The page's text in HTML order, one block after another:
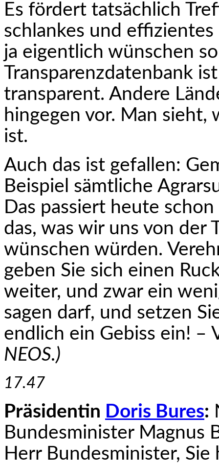
Es fördert tatsächlich
schlankes und
ja eigentlich wünschen
Transparenzdatenbank
transparent. Andere
hingegen vor. Man
ist.
Auch das ist gefallen:
Beispiel sämtliche
Das passiert heute
das, was wir uns von der
wünschen würden.
geben Sie sich einen
weiter, und zwar ein
sagen darf, und setzen
endlich ein Gebiss ein! –
NEOS.)
17.47
Präsidentin Doris Bures:
Bundesminister Magnus
Herr Bundesminister, Sie